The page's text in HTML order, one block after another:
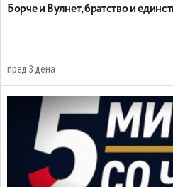
Борче и Вулнет, братство и
пред 3 дена